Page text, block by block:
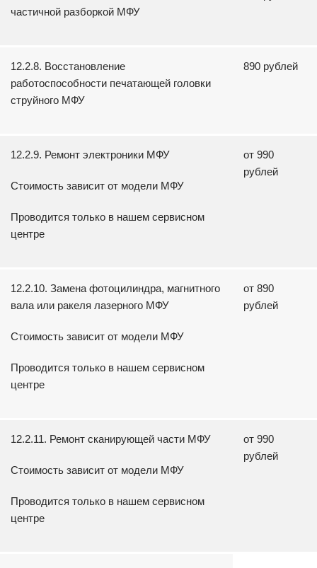
частичной разборкой МФУ
12.2.8. Восстановление
работоспособности печатающей головки
струйного МФУ
890 рублей
12.2.9. Ремонт электроники МФУ
Стоимость зависит от модели МФУ
Проводится только в нашем сервисном
центре
от 990
рублей
12.2.10. Замена фотоцилиндра, магнитного
вала или ракеля лазерного МФУ
Стоимость зависит от модели МФУ
Проводится только в нашем сервисном
центре
от 890
рублей
12.2.11. Ремонт сканирующей части МФУ
Стоимость зависит от модели МФУ
Проводится только в нашем сервисном
центре
от 990
рублей